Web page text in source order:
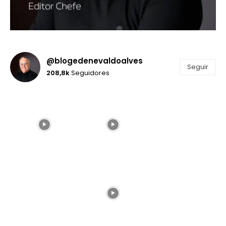
@blogedenevaldoalves
208,8kSeguidores
Seguir